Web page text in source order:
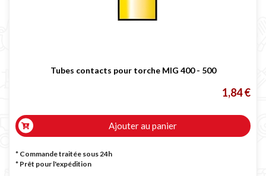
Tubes contacts pour torche MIG 400 - 500
1,84 €
Ajouter au panier
* Commande traitée sous 24h
* Prêt pour l'expédition